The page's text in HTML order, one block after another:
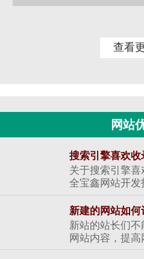
查看
网站
搜索引擎喜欢收
关于搜索引擎喜
全宝鑫网站开发
新建的网站如
新站的站长们
网站内容，提